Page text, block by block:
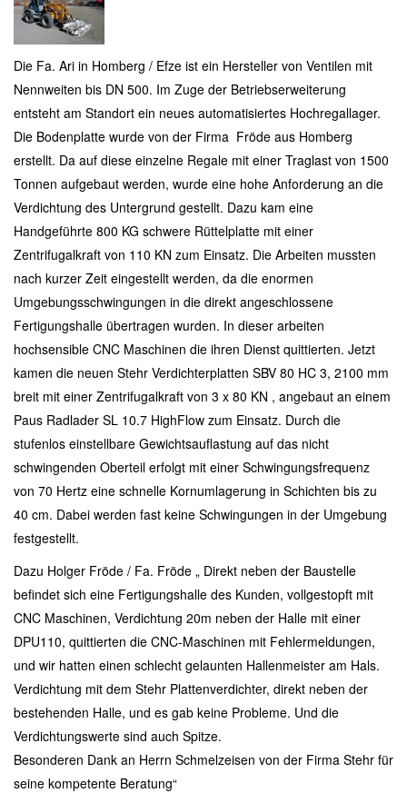
Die Fa. Ari in Homberg / Efze ist ein Hersteller von Ventilen mit
Nennweiten bis DN 500. Im Zuge der Betriebserweiterung
entsteht am Standort ein neues automatisiertes Hochregallager.
Die Bodenplatte wurde von der Firma Fröde aus Homberg
erstellt. Da auf diese einzelne Regale mit einer Traglast von 1500
Tonnen aufgebaut werden, wurde eine hohe Anforderung an die
Verdichtung des Untergrund gestellt. Dazu kam eine
Handgeführte 800 KG schwere Rüttelplatte mit einer
Zentrifugalkraft von 110 KN zum Einsatz. Die Arbeiten mussten
nach kurzer Zeit eingestellt werden, da die enormen
Umgebungsschwingungen in die direkt angeschlossene
Fertigungshalle übertragen wurden. In dieser arbeiten
hochsensible CNC Maschinen die ihren Dienst quittierten. Jetzt
kamen die neuen Stehr Verdichterplatten SBV 80 HC 3, 2100 mm
breit mit einer Zentrifugalkraft von 3 x 80 KN , angebaut an einem
Paus Radlader SL 10.7 HighFlow zum Einsatz. Durch die
stufenlos einstellbare Gewichtsauflastung auf das nicht
schwingenden Oberteil erfolgt mit einer Schwingungsfrequenz
von 70 Hertz eine schnelle Kornumlagerung in Schichten bis zu
40 cm. Dabei werden fast keine Schwingungen in der Umgebung
festgestellt.
Dazu Holger Fröde / Fa. Fröde „ Direkt neben der Baustelle
befindet sich eine Fertigungshalle des Kunden, vollgestopft mit
CNC Maschinen, Verdichtung 20m neben der Halle mit einer
DPU110, quittierten die CNC-Maschinen mit Fehlermeldungen,
und wir hatten einen schlecht gelaunten Hallenmeister am Hals.
Verdichtung mit dem Stehr Plattenverdichter, direkt neben der
bestehenden Halle, und es gab keine Probleme. Und die
Verdichtungswerte sind auch Spitze.
Besonderen Dank an Herrn Schmelzeisen von der Firma Stehr für
seine kompetente Beratung“